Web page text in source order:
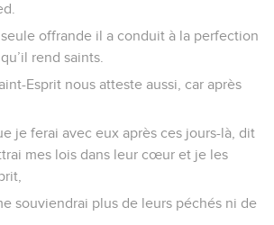
offrande il a conduit à la perfection
rend saints.
Esprit nous atteste aussi, car après
je ferai avec eux après ces jours-là, dit
mes lois dans leur cœur et je les
souviendrai plus de leurs péchés ni de